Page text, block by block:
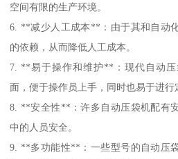
空间有限的生产环境。
6. **减少人工成本**：由于其和自动
的依赖，从而降低人工成本。
7. **易于操作和维护**：现代自动
面，便于操作员上手，同时也易于进行
8. **安全性**：许多自动压袋机配有
中的人员安全。
9. **多功能性**：一些型号的自动压